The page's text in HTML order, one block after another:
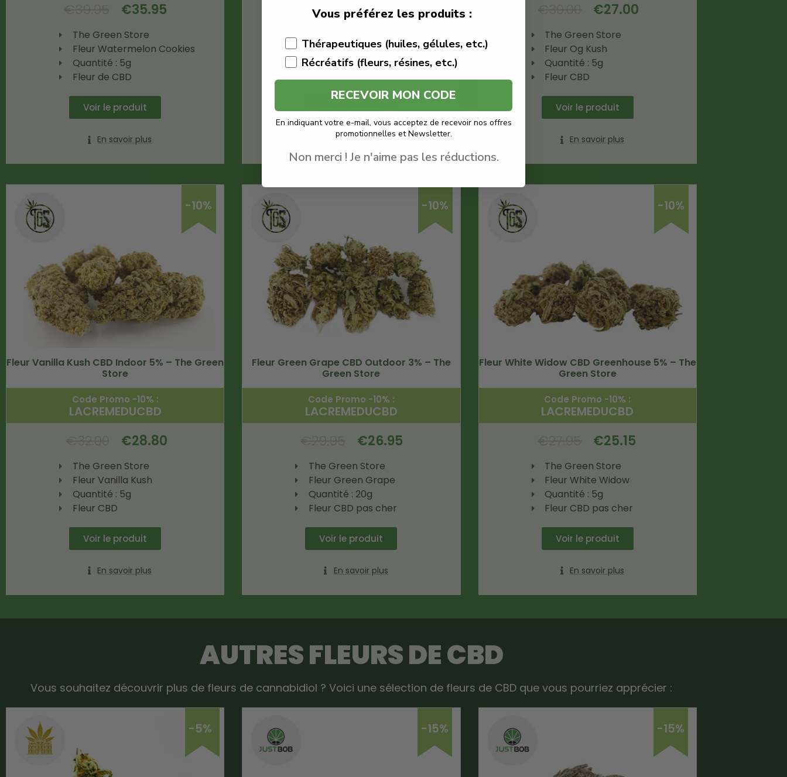
€35.95
The Green Store
Fleur Watermelon Cookies
Quantité : 5g
Fleur de CBD
Voir le produit
En savoir plus
44.95 €40.45
Fleur Orange Bud
Quantité : 5g
Fleur CBD
En savoir plus
€27.00
The Green Store
Fleur Og Kush
Quantité : 5g
Fleur CBD
Voir le produit
En savoir plus
-10%
Fleur Vanilla Kush CBD Indoor 5% – The Green
Store
Code Promo -10% :
LACREMEDUCBD
€28.80
The Green Store
Fleur Vanilla Kush
Quantité : 5g
Fleur CBD
Voir le produit
En savoir plus
-10%
Fleur Green Grape CBD Outdoor 3% – The
Green Store
Code Promo -10% :
LACREMEDUCBD
€26.95
The Green Store
Fleur Green Grape
Quantité : 20g
Fleur CBD pas cher
Voir le produit
En savoir plus
-10%
Fleur White Widow CBD Greenhouse 5% – The
Green Store
Code Promo -10% :
LACREMEDUCBD
€25.15
The Green Store
Fleur White Widow
Quantité : 5g
Fleur CBD pas cher
Voir le produit
En savoir plus
AUTRES FLEURS DE CBD
Vous souhaitez découvrir plus de fleurs de cannabidiol ? Voici une sélection de fleurs de CBD que vous pourriez apprécier :
-5% -15% -15%
Vous préférez les produits :
Thérapeutiques (huiles, gélules, etc.)
Récréatifs (fleurs, résines, etc.)
RECEVOIR MON CODE
En indiquant votre e-mail, vous acceptez de recevoir nos offres
promotionnelles et Newsletter.
Non merci ! Je n'aime pas les réductions.